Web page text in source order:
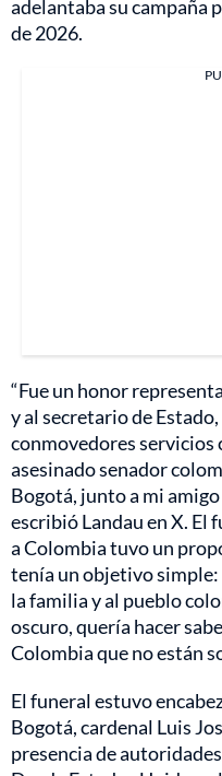
adelantaba su campaña
de 2026.
“Fue un honor
y al secretario de
conmovedores
asesinado senador
Bogotá, junto a mi
escribió Landau en X. El
a Colombia tuvo un
tenía un objetivo
la familia y al pueblo
oscuro, quería hacer
Colombia que no están
El funeral estuvo
Bogotá, cardenal Luis
presencia de